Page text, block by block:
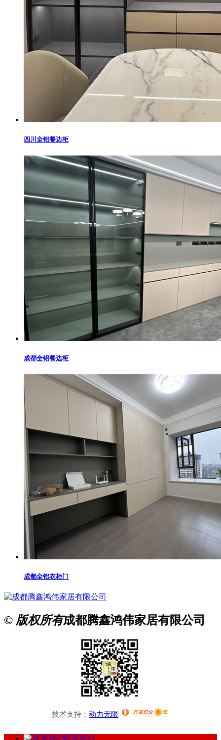
四川全铝餐边柜
成都全铝餐边柜
成都全铝衣柜门
© 版权所有成都腾鑫鸿伟家居有限公司
技术支持： 动力无限